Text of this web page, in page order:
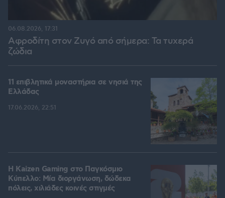
Αφροδίτη στον Ζυγό από σήμερα: Τα τυχερά
ζώδια
06.08.2026, 17:31
11 επιβλητικά μοναστήρια σε νησιά της
Ελλάδας
17.06.2026, 22:51
H Kaizen Gaming στο Παγκόσμιο
Kύπελλο: Μία διοργάνωση, δώδεκα
πόλεις, χιλιάδες κοινές στιγμές